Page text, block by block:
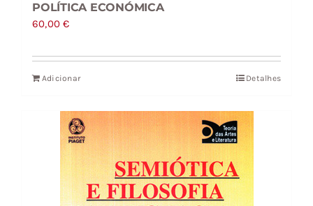
POLÍTICA ECONÓMICA
60,00€
Adicionar Detalhes